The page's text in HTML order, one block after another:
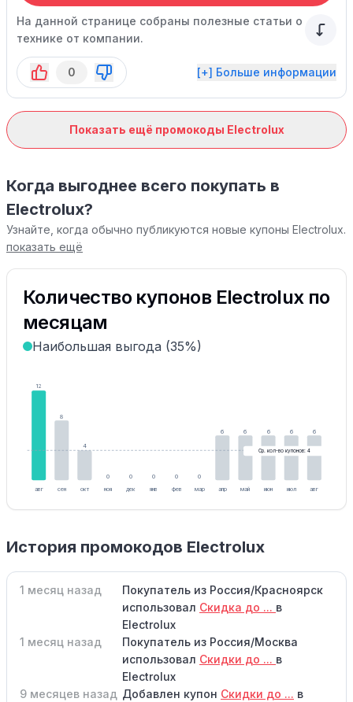
На данной странице собраны полезные статьи о
технике от компании.
0 [+] Больше информации
Показать ещё промокоды Electrolux
Когда выгоднее всего покупать в
Electrolux?
Узнайте, когда обычно публикуются новые купоны Electrolux.
показать ещё
Количество купонов Electrolux по
месяцам
Наибольшая выгода (35%)
12
авг
8
сен
4
окт
0
ноя
0
дек
0
янв
0
фев
0
мар
6
апр
6
май
6
июн
6
июл
6
авг
Ср. кол-во купонов: 4
История промокодов Electrolux
1 месяц назад
Покупатель из Россия/Красноярск
использовал Скидка до ... в
Electrolux
1 месяц назад
Покупатель из Россия/Москва
использовал Скидки до ... в
Electrolux
9 месяцев назад Добавлен купон Скидки до ... в